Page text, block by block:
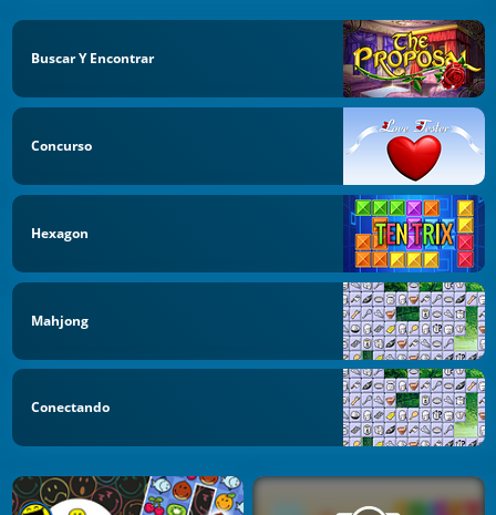
Buscar Y Encontrar
Concurso
Hexagon
Mahjong
Conectando